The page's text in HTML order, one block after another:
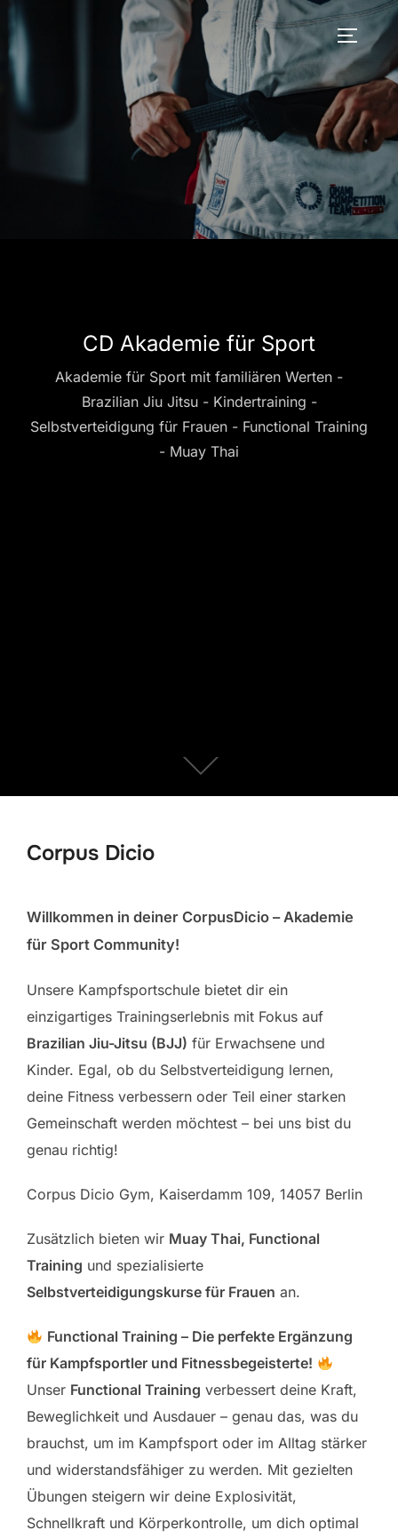
Zum
Inhalt
springen
CD Akademie für Sport
Akademie für Sport mit familiären Werten -
Brazilian Jiu Jitsu - Kindertraining -
Selbstverteidigung für Frauen - Functional Training
- Muay Thai
Zum
Inhalt
Corpus Dicio
Willkommen in deiner CorpusDicio – Akademie
für Sport Community!
Unsere Kampfsportschule bietet dir ein
einzigartiges Trainingserlebnis mit Fokus auf
Brazilian Jiu-Jitsu (BJJ) für Erwachsene und
Kinder. Egal, ob du Selbstverteidigung lernen,
deine Fitness verbessern oder Teil einer starken
Gemeinschaft werden möchtest – bei uns bist du
genau richtig!
Corpus Dicio Gym, Kaiserdamm 109, 14057 Berlin
Zusätzlich bieten wir Muay Thai, Functional
Training und spezialisierte
Selbstverteidigungskurse für Frauen an.
Functional Training – Die perfekte Ergänzung
für Kampfsportler und Fitnessbegeisterte!
Unser Functional Training verbessert deine Kraft,
Beweglichkeit und Ausdauer – genau das, was du
brauchst, um im Kampfsport oder im Alltag stärker
und widerstandsfähiger zu werden. Mit gezielten
Übungen steigern wir deine Explosivität,
Schnellkraft und Körperkontrolle, um dich optimal